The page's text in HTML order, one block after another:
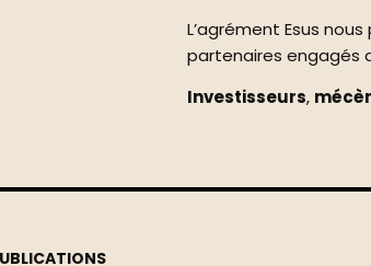
L’agrément Esus
partenaires engagés
Investisseurs,